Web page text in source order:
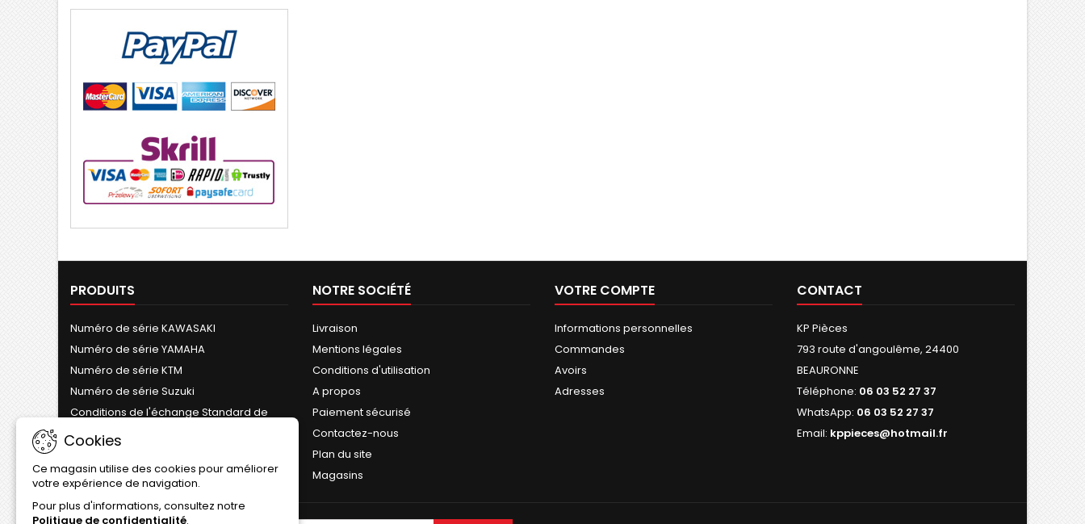
PRODUITS
Numéro de série KAWASAKI
Numéro de série YAMAHA
Numéro de série KTM
Numéro de série Suzuki
Conditions de l'échange Standard de
Cylindre
NOTRE SOCIÉTÉ
Livraison
Mentions légales
Conditions d'utilisation
A propos
Paiement sécurisé
Contactez-nous
Plan du site
Magasins
VOTRE COMPTE
Informations personnelles
Commandes
Avoirs
Adresses
CONTACT
KP Pièces
793 route d'angoulême, 24400
BEAURONNE
Téléphone: 06 03 52 27 37
WhatsApp: 06 03 52 27 37
Email: kppieces@hotmail.fr
Cookies
Ce magasin utilise des cookies pour améliorer
votre expérience de navigation.
Pour plus d'informations, consultez notre
Politique de confidentialité.